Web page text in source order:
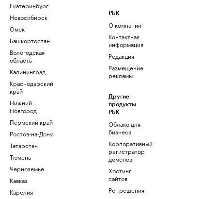
Екатеринбург
Новосибирск
Омск
Башкортостан
Вологодская
область
Калининград
Краснодарский
край
Нижний
Новгород
Пермский край
Ростов-на-Дону
Татарстан
Тюмень
Черноземье
Кавказ
Карелия
РБК
О компании
Контактная
информация
Редакция
Размещение
рекламы
Другие
продукты
РБК
Облако для
бизнеса
Корпоративный
регистратор
доменов
Хостинг
сайтов
Рег.решения